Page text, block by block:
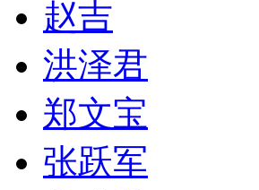
赵吉
洪泽君
郑文宝
张跃军